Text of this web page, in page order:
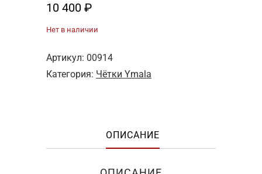
10 400 ₽
Нет в наличии
Артикул: 00914
Категория: Чётки Ymala
ОПИСАНИЕ